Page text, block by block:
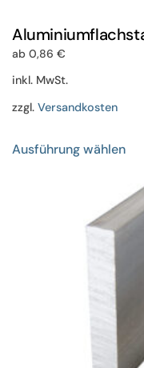
ab 0,86 €
inkl. MwSt.
zzgl. Versandkosten
Ausführung wählen